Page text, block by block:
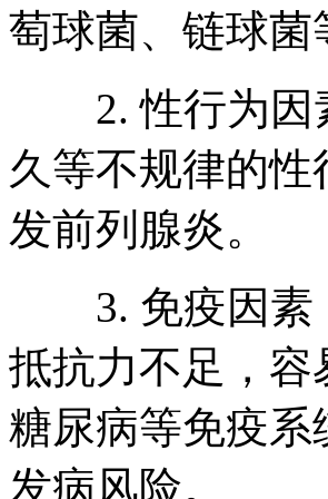
萄球菌、链球菌
2. 性行为因
久等不规律的
发前列腺炎。
3. 免疫因素
抵抗力不足，
糖尿病等免疫
发病风险。